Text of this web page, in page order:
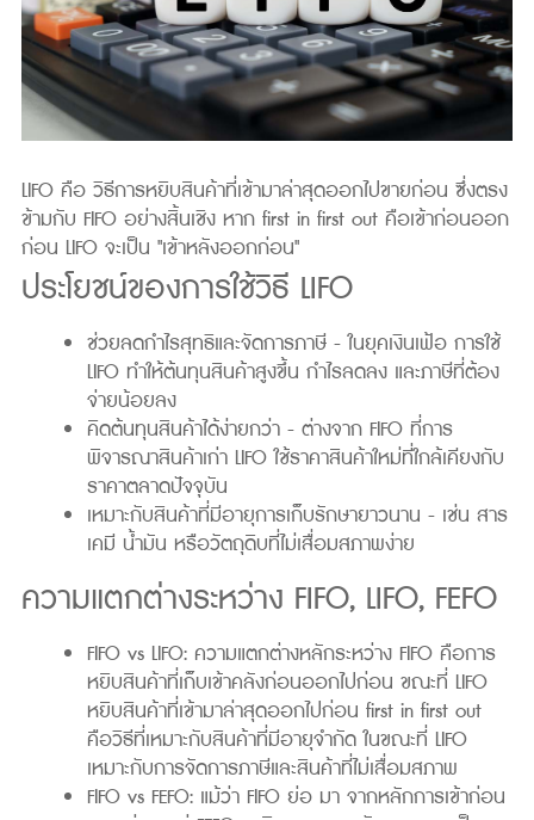
LIFO คือ วิธีการหยิบสินค้าที่เข้ามาล่าสุดออกไปขายก่อน ซึ่งตรง
ข้ามกับ FIFO อย่างสิ้นเชิง หาก first in first out คือเข้าก่อนออก
ก่อน LIFO จะเป็น "เข้าหลังออกก่อน"
ประโยชน์ของการใช้วิธี LIFO
ช่วยลดกำไรสุทธิและจัดการภาษี - ในยุคเงินเฟ้อ การใช้
LIFO ทำให้ต้นทุนสินค้าสูงขึ้น กำไรลดลง และภาษีที่ต้อง
จ่ายน้อยลง
คิดต้นทุนสินค้าได้ง่ายกว่า - ต่างจาก FIFO ที่การ
พิจารณาสินค้าเก่า LIFO ใช้ราคาสินค้าใหม่ที่ใกล้เคียงกับ
ราคาตลาดปัจจุบัน
เหมาะกับสินค้าที่มีอายุการเก็บรักษายาวนาน - เช่น สาร
เคมี น้ำมัน หรือวัตถุดิบที่ไม่เสื่อมสภาพง่าย
ความแตกต่างระหว่าง FIFO, LIFO, FEFO
FIFO vs LIFO: ความแตกต่างหลักระหว่าง FIFO คือการ
หยิบสินค้าที่เก็บเข้าคลังก่อนออกไปก่อน ขณะที่ LIFO
หยิบสินค้าที่เข้ามาล่าสุดออกไปก่อน first in first out
คือวิธีที่เหมาะกับสินค้าที่มีอายุจำกัด ในขณะที่ LIFO
เหมาะกับการจัดการภาษีและสินค้าที่ไม่เสื่อมสภาพ
FIFO vs FEFO: แม้ว่า FIFO ย่อ มา จากหลักการเข้าก่อน